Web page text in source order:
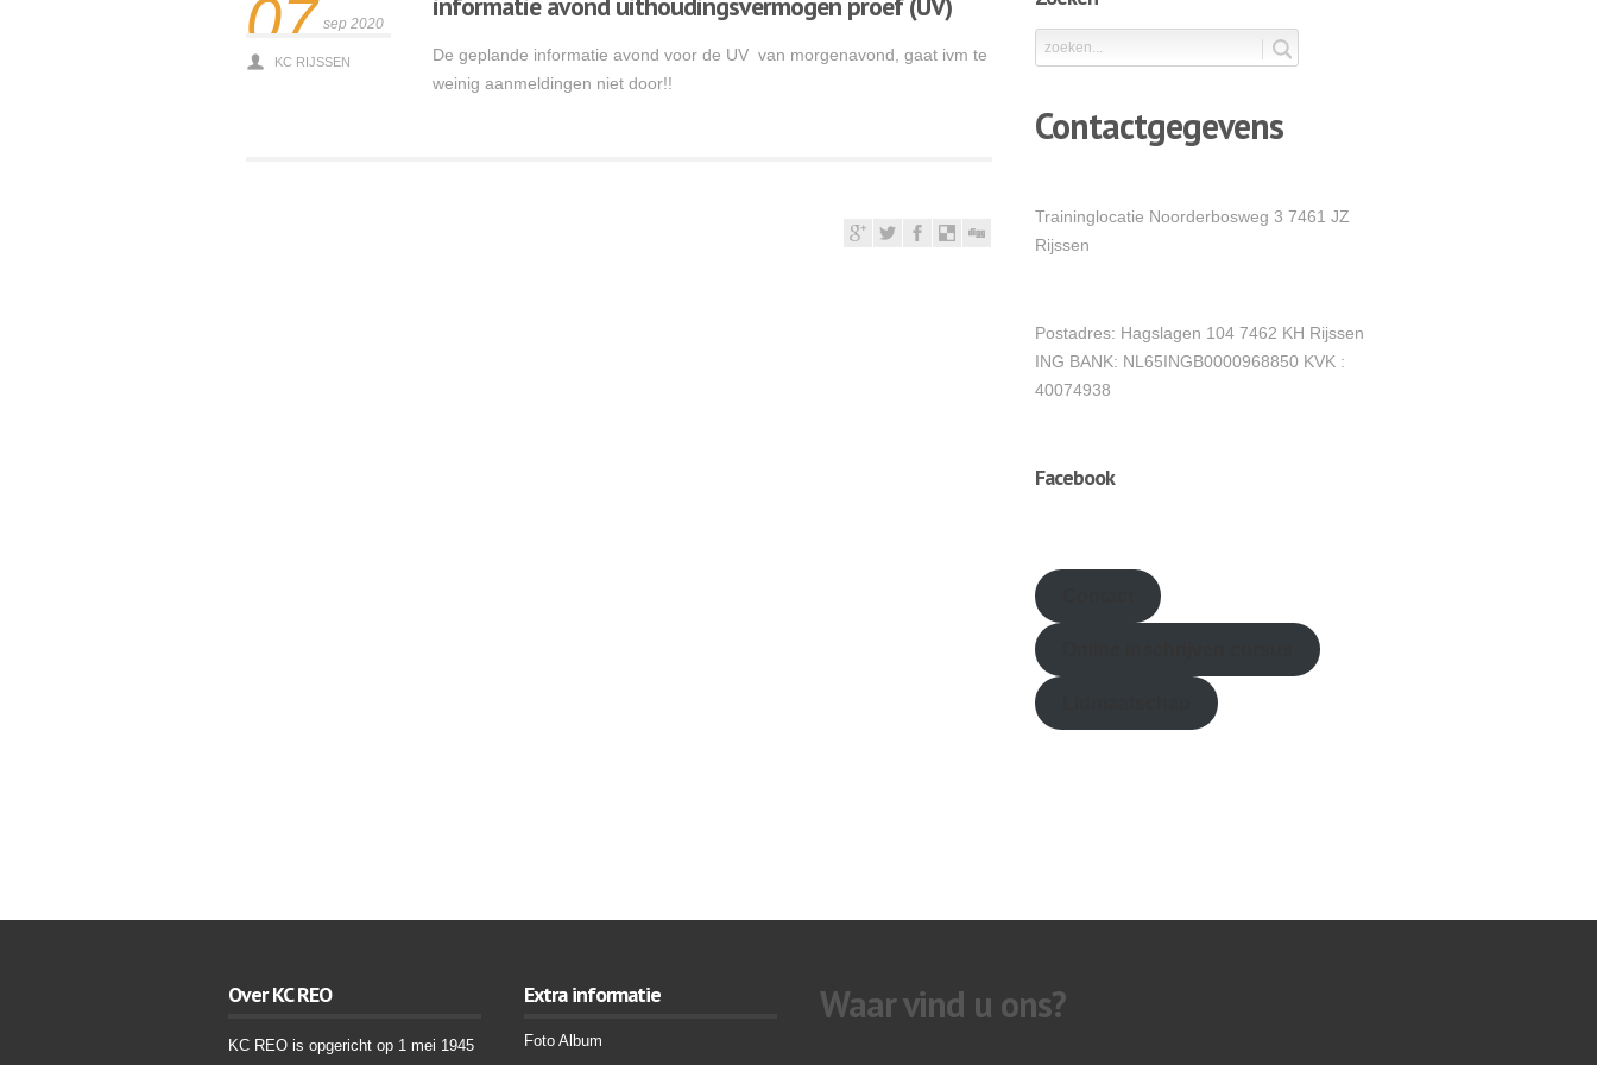
07 sep 2020
KC RIJSSEN
De geplande informatie avond voor de UV van morgenavond, gaat ivm te
weinig aanmeldingen niet door!!
Contactgegevens
Traininglocatie Noorderbosweg 3 7461 JZ
Rijssen
Postadres: Hagslagen 104 7462 KH Rijssen
ING BANK: NL65INGB0000968850 KVK :
40074938
Facebook
Over KC REO
KC REO is opgericht op 1 mei 1945
Extra informatie
Foto Album
Waar vind u ons?